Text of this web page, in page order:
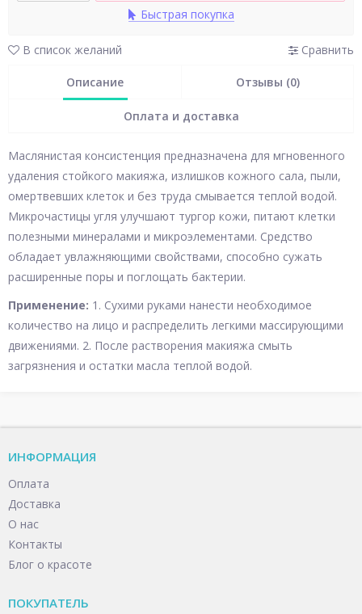
Быстрая покупка
В список желаний Сравнить
Описание Отзывы (0)
Оплата и доставка
Маслянистая консистенция предназначена для мгновенного
удаления стойкого макияжа, излишков кожного сала, пыли,
омертвевших клеток и без труда смывается теплой водой.
Микрочастицы угля улучшают тургор кожи, питают клетки
полезными минералами и микроэлементами. Средство
обладает увлажняющими свойствами, способно сужать
расширенные поры и поглощать бактерии.
Применение: 1. Сухими руками нанести необходимое
количество на лицо и распределить легкими массирующими
движениями. 2. После растворения макияжа смыть
загрязнения и остатки масла теплой водой.
ИНФОРМАЦИЯ
Оплата
Доставка
О нас
Контакты
Блог о красоте
ПОКУПАТЕЛЬ